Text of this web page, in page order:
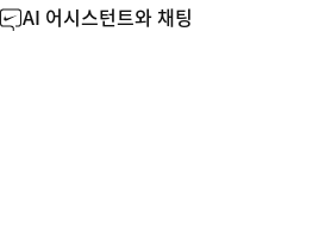
AI 어시스턴트와 채팅